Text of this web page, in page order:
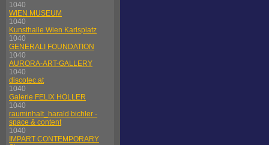
1040
WIEN MUSEUM
1040
Kunsthalle Wien Karlsplatz
1040
GENERALI FOUNDATION
1040
AURORA-ART-GALLERY
1040
discotec.at
1040
Galerie FELIX HÖLLER
1040
rauminhalt_harald bichler -
space & content
1040
IMPART CONTEMPORARY